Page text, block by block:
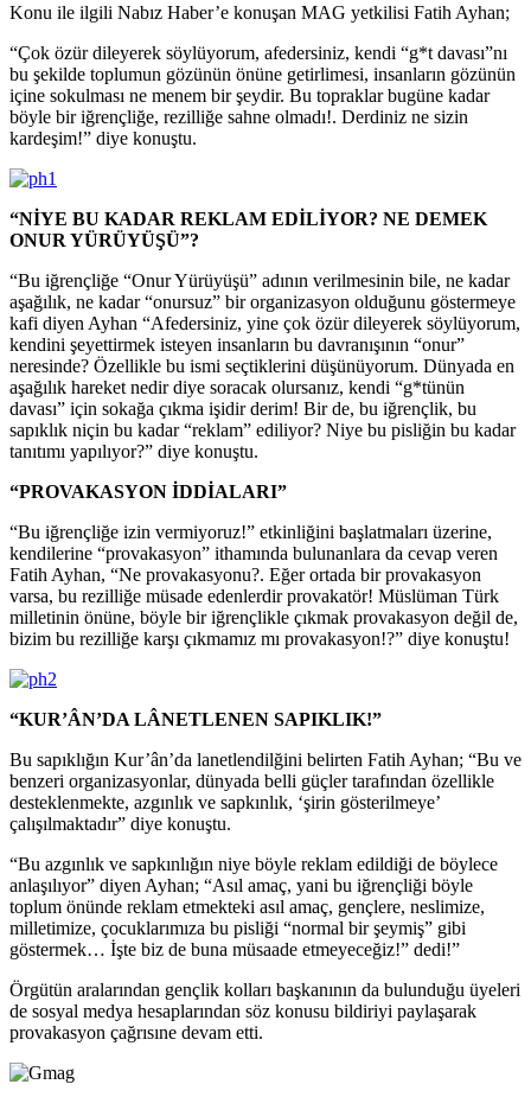
Konu ile ilgili Nabız Haber’e konuşan MAG yetkilisi Fatih Ayhan;
“Çok özür dileyerek söylüyorum, afedersiniz, kendi “g*t davası”nı
bu şekilde toplumun gözünün önüne getirlimesi, insanların gözünün
içine sokulması ne menem bir şeydir. Bu topraklar bugüne kadar
böyle bir iğrençliğe, rezilliğe sahne olmadı!. Derdiniz ne sizin
kardeşim!” diye konuştu.
“NİYE BU KADAR REKLAM EDİLİYOR? NE DEMEK
ONUR YÜRÜYÜŞÜ”?
“Bu iğrençliğe “Onur Yürüyüşü” adının verilmesinin bile, ne kadar
aşağılık, ne kadar “onursuz” bir organizasyon olduğunu göstermeye
kafi diyen Ayhan “Afedersiniz, yine çok özür dileyerek söylüyorum,
kendini şeyettirmek isteyen insanların bu davranışının “onur”
neresinde? Özellikle bu ismi seçtiklerini düşünüyorum. Dünyada en
aşağılık hareket nedir diye soracak olursanız, kendi “g*tünün
davası” için sokağa çıkma işidir derim! Bir de, bu iğrençlik, bu
sapıklık niçin bu kadar “reklam” ediliyor? Niye bu pisliğin bu kadar
tanıtımı yapılıyor?” diye konuştu.
“PROVAKASYON İDDİALARI”
“Bu iğrençliğe izin vermiyoruz!” etkinliğini başlatmaları üzerine,
kendilerine “provakasyon” ithamında bulunanlara da cevap veren
Fatih Ayhan, “Ne provakasyonu?. Eğer ortada bir provakasyon
varsa, bu rezilliğe müsade edenlerdir provakatör! Müslüman Türk
milletinin önüne, böyle bir iğrençlikle çıkmak provakasyon değil de,
bizim bu rezilliğe karşı çıkmamız mı provakasyon!?” diye konuştu!
“KUR’ÂN’DA LÂNETLENEN SAPIKLIK!”
Bu sapıklığın Kur’ân’da lanetlendilğini belirten Fatih Ayhan; “Bu ve
benzeri organizasyonlar, dünyada belli güçler tarafından özellikle
desteklenmekte, azgınlık ve sapkınlık, ‘şirin gösterilmeye’
çalışılmaktadır” diye konuştu.
“Bu azgınlık ve sapkınlığın niye böyle reklam edildiği de böylece
anlaşılıyor” diyen Ayhan; “Asıl amaç, yani bu iğrençliği böyle
toplum önünde reklam etmekteki asıl amaç, gençlere, neslimize,
milletimize, çocuklarımıza bu pisliği “normal bir şeymiş” gibi
göstermek… İşte biz de buna müsaade etmeyeceğiz!” dedi!”
Örgütün aralarından gençlik kolları başkanının da bulunduğu üyeleri
de sosyal medya hesaplarından söz konusu bildiriyi paylaşarak
provakasyon çağrısıne devam etti.